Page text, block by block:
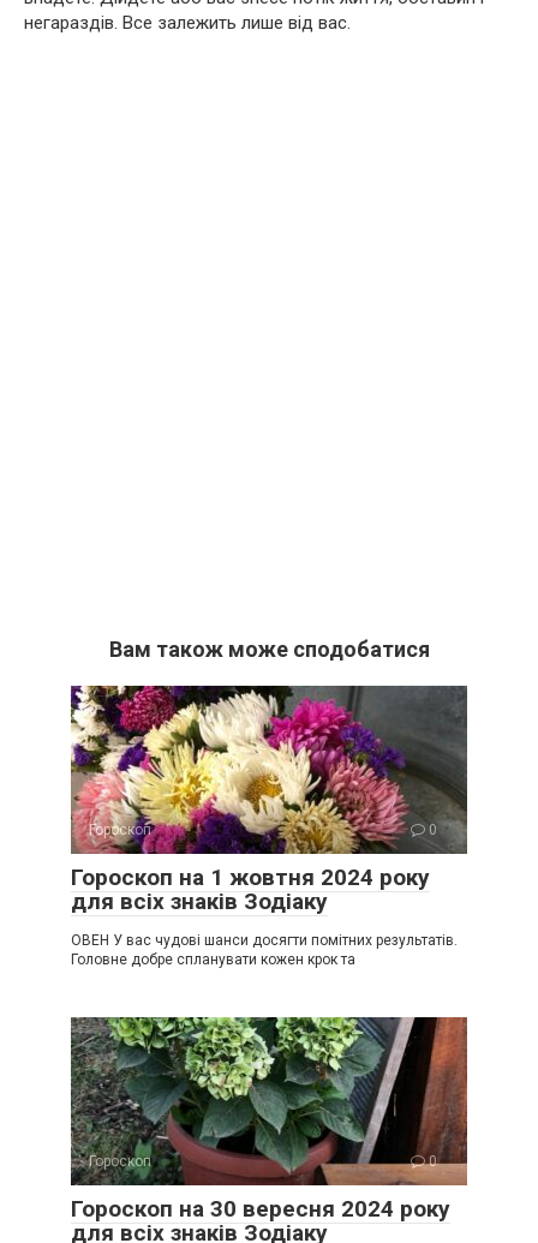
негараздів. Все залежить лише від вас.
Вам також може сподобатися
Гороскоп 0
Гороскоп на 1 жовтня 2024 року
для всіх знаків Зодіаку
ОВЕН У вас чудові шанси досягти помітних результатів.
Головне добре спланувати кожен крок та
Гороскоп 0
Гороскоп на 30 вересня 2024 року
для всіх знаків Зодіаку